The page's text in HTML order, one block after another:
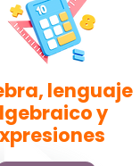
lenguaje
y